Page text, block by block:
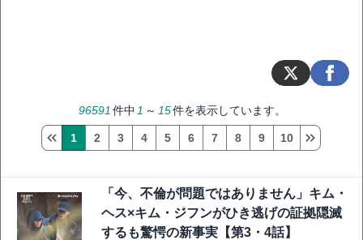
96591 件中 1 ～ 15件を表示しています。
1 2 3 4 5 6 7 8 9 10
「今、不倫が問題ではありません」キム・
ヘス×キム・ジフンがひき逃げの証拠隠滅
するも驚愕の新事実【第3・4話】